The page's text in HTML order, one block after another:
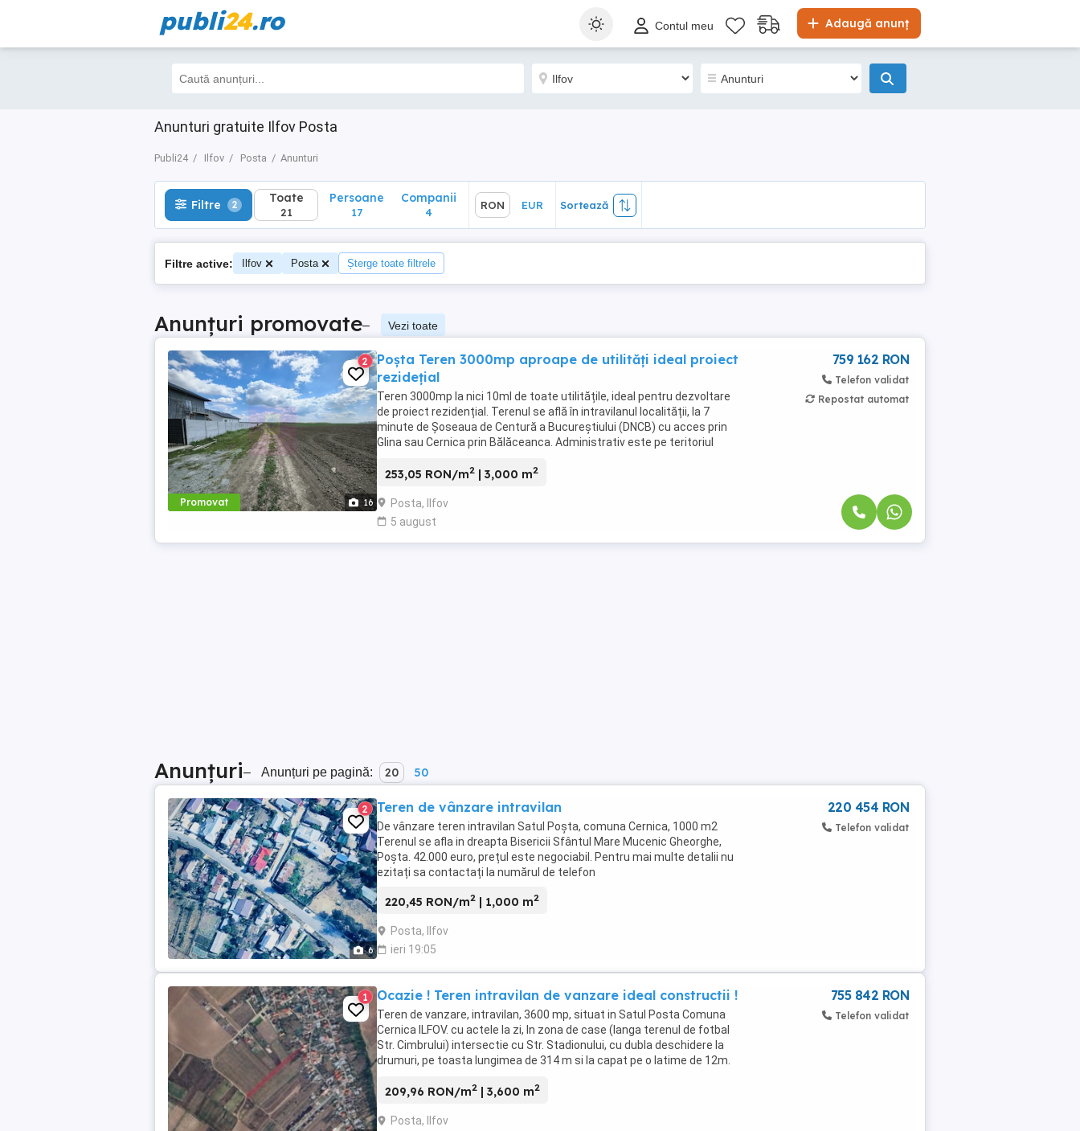
publi24.ro Adaugă anunț
Contul meu
Anunturi gratuite Ilfov Posta
Publi24 Ilfov Posta Anunturi
Filtre 2 Toate
21
Sortează
Filtre 2 Toate
21
Persoane
17
Companii
4
RON EUR Sortează
Filtre active: Ilfov Posta Șterge toate filtrele
Anunțuri promovate– Vezi toate
Promovat 16
2
Poșta Teren 3000mp aproape de utilități ideal proiect
rezidețial
Teren 3000mp la nici 10ml de toate utilitățile, ideal pentru dezvoltare
de proiect rezidențial. Terenul se află în intravilanul localității, la 7
minute de Șoseaua de Centură a Bucureștiului (DNCB) cu acces prin
Glina sau Cernica prin Bălăceanca. Administrativ este pe teritoriul
253,05 RON/m2 | 3,000 m2
Posta, Ilfov
5 august
759 162 RON
Telefon validat
Repostat automat
Anunțuri– Anunțuri pe pagină: 20 50
6
2 Teren de vânzare intravilan
De vânzare teren intravilan Satul Poșta, comuna Cernica, 1000 m2
Terenul se afla in dreapta Bisericii Sfântul Mare Mucenic Gheorghe,
Poșta. 42.000 euro, prețul este negociabil. Pentru mai multe detalii nu
ezitați sa contactați la numărul de telefon
220,45 RON/m2 | 1,000 m2
Posta, Ilfov
ieri 19:05
220 454 RON
Telefon validat
1 Ocazie ! Teren intravilan de vanzare ideal constructii !
Teren de vanzare, intravilan, 3600 mp, situat in Satul Posta Comuna
Cernica ILFOV. cu actele la zi, In zona de case (langa terenul de fotbal
Str. Cimbrului) intersectie cu Str. Stadionului, cu dubla deschidere la
drumuri, pe toasta lungimea de 314 m si la capat pe o latime de 12m.
209,96 RON/m2 | 3,600 m2
Posta, Ilfov
755 842 RON
Telefon validat